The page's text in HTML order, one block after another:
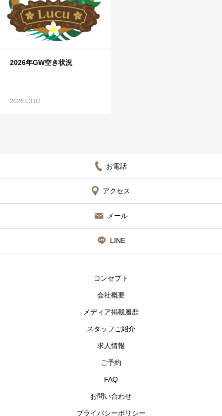
2026年GW空き状況
2026.03.02
お電話
アクセス
メール
LINE
コンセプト
会社概要
メディア掲載履歴
スタッフご紹介
求人情報
ご予約
FAQ
お問い合わせ
プライバシーポリシー